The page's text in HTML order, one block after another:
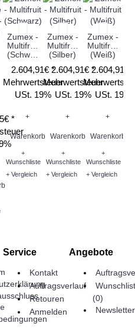
*
Zumex -
Multifruit
(Schwarz)
2.604,91€ *
Mehrwertsteuer
USt. 19%
+
Warenkorb
+
Wunschliste
+ Vergleich
Zumex -
Multifruit
(Silber)
2.604,91€ *
Mehrwertsteuer
USt. 19%
+
Warenkorb
+
Wunschliste
+ Vergleich
Zumex -
Multifruit
(Weiß)
2.604,91€ *
USt. 19%
+
Warenkorb
+
Wunschliste
+ Vergleich
Service
Kontakt
Auftragsverlauf
Retouren
Anmelden
Angebote
(0)
Newsletter